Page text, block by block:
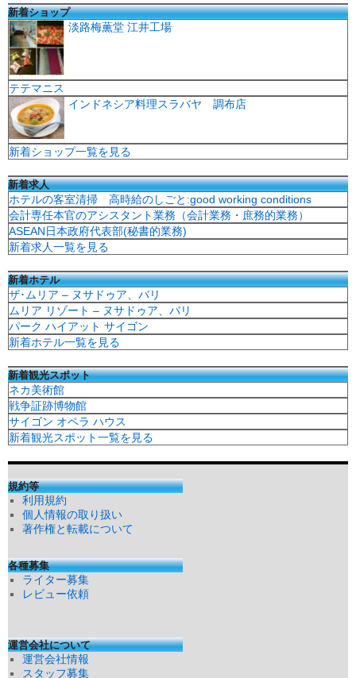
新着ショップ
淡路梅薫堂 江井工場
テテマニス
インドネシア料理スラバヤ 調布店
新着ショップ一覧を見る
新着求人
ホテルの客室清掃 高時給のしごと:good working conditions
会計専任本官のアシスタント業務（会計業務・庶務的業務）
ASEAN日本政府代表部(秘書的業務)
新着求人一覧を見る
新着ホテル
ザ･ムリア – ヌサドゥア、バリ
ムリア リゾート – ヌサドゥア、バリ
パーク ハイアット サイゴン
新着ホテル一覧を見る
新着観光スポット
ネカ美術館
戦争証跡博物館
サイゴン オペラ ハウス
新着観光スポット一覧を見る
規約等
利用規約
個人情報の取り扱い
著作権と転載について
各種募集
ライター募集
レビュー依頼
運営会社について
運営会社情報
スタッフ募集